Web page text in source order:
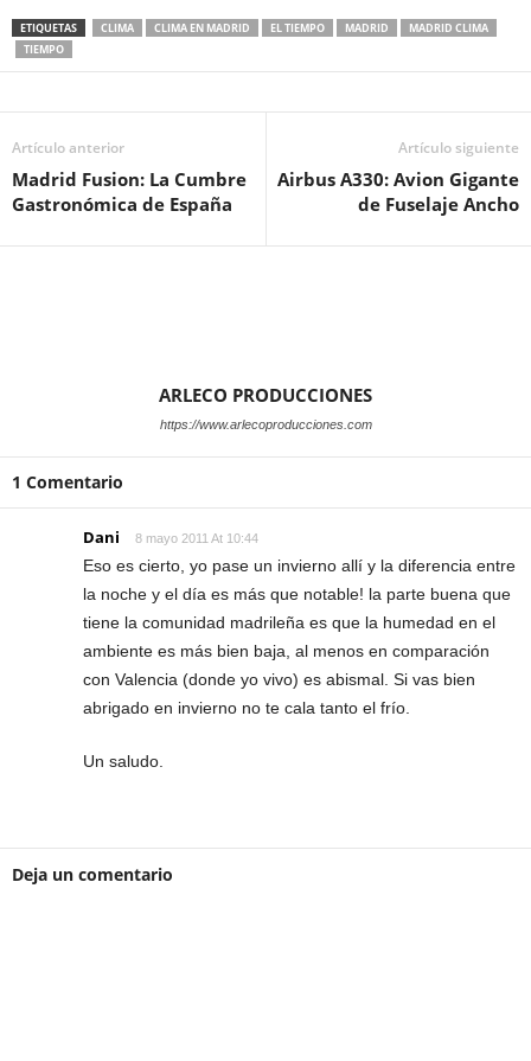
ETIQUETAS CLIMA CLIMA EN MADRID EL TIEMPO MADRID
MADRID CLIMA
TIEMPO
Artículo anterior
Madrid Fusion: La Cumbre
Gastronómica de España
Artículo siguiente
Airbus A330: Avion Gigante
de Fuselaje Ancho
ARLECO PRODUCCIONES
https://www.arlecoproducciones.com
1 Comentario
Dani 8 mayo 2011 At 10:44
Eso es cierto, yo pase un invierno allí y la diferencia entre
la noche y el día es más que notable! la parte buena que
tiene la comunidad madrileña es que la humedad en el
ambiente es más bien baja, al menos en comparación
con Valencia (donde yo vivo) es abismal. Si vas bien
abrigado en invierno no te cala tanto el frío.
Un saludo.
Deja un comentario